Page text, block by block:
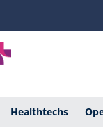
Healthtechs